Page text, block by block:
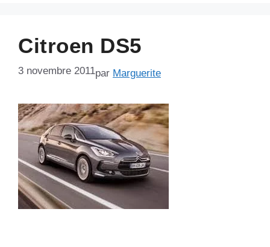
Citroen DS5
3 novembre 2011par Marguerite